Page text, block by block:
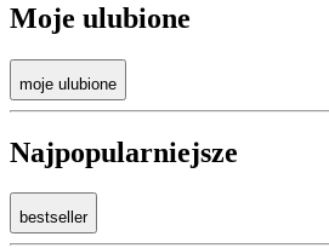
Moje ulubione
moje ulubione
Najpopularniejsze
bestseller